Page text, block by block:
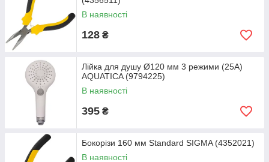
В наявності
128 ₴
Лійка для душу Ø120 мм 3 режими (25A)
AQUATICA (9794225)
В наявності
395 ₴
Бокорізи 160 мм Standard SIGMA (4352021)
В наявності